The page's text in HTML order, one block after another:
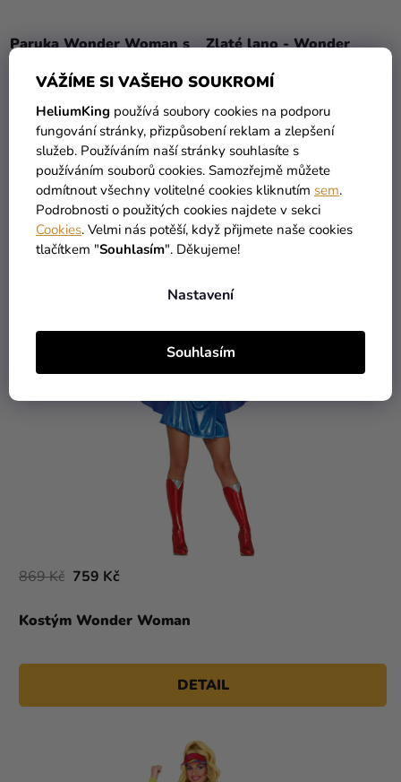
VÁŽÍME SI VAŠEHO SOUKROMÍ
HeliumKing používá soubory cookies na podporu
fungování stránky, přizpůsobení reklam a zlepšení
služeb. Používáním naší stránky souhlasíte s
používáním souborů cookies. Samozřejmě můžete
odmítnout všechny volitelné cookies kliknutím sem.
Podrobnosti o použitých cookies najdete v sekci
Cookies. Velmi nás potěší, když přijmete naše cookies
tlačítkem "Souhlasím". Děkujeme!
Nastavení
Souhlasím
Paruka Wonder Woman s
419 Kč
449 Kč
DO KOŠÍKU
Zlaté lano - Wonder
129 Kč
DO KOŠÍKU
High-contrast mode
MOHLO BY VÁS ZAJÍMAT
Kostým Wonder Woman
869 Kč 759 Kč
DETAIL